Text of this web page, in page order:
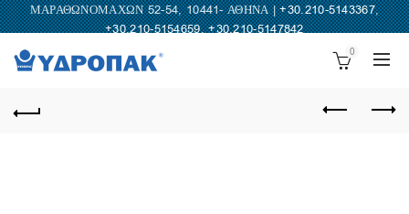
ΜΑΡΑΘΩΝΟΜΑΧΩΝ 52-54, 10441- ΑΘΗΝΑ |+30.210-5143367,
+30.210-5154659,+30.210-5147842
0